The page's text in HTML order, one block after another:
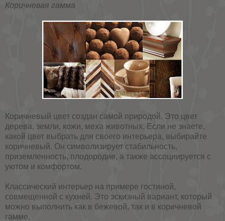
Коричневая гамма
Коричневый цвет создан самой природой. Это цвет
дерева, земли, кожи, меха животных. Если не знаете,
какой цвет выбрать для своего интерьера, выбирайте
коричневый. Он символизирует стабильность,
приземленность, плодородие, а также ассоциируется с
уютом и комфортом.
Классический интерьер на примере гостиной,
совмещенной с кухней. Это эскизный вариант, который
можно выполнить как в бежевой, так и в коричневой
гамме.